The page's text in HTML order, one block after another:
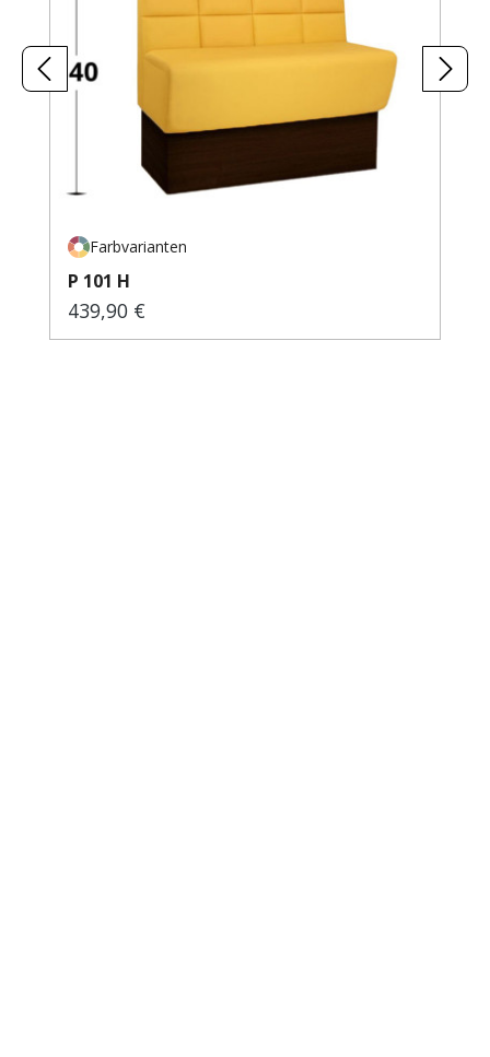
Farbvarianten
P 101 H
Regulärer Preis:
439,90 €